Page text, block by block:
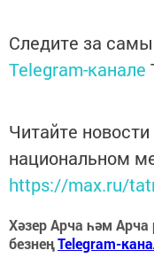
Следите за
Telegram-канале
Читайте
национальном
https://max.ru/
Хәзер Арча һәм
безнеңTelegram-